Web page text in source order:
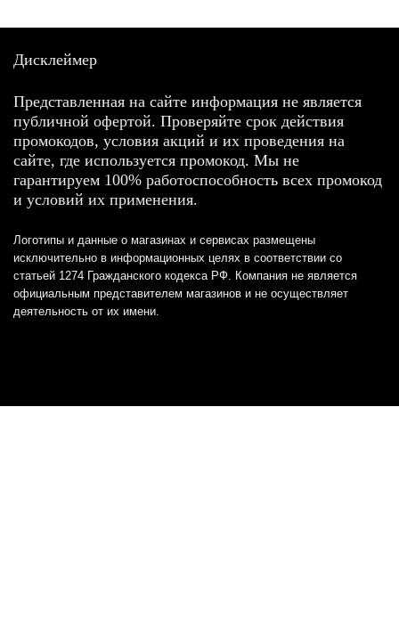
Дисклеймер
Представленная на сайте информация не является
публичной офертой. Проверяйте срок действия
промокодов, условия акций и их проведения на
сайте, где используется промокод. Мы не
гарантируем 100% работоспособность всех промокод
и условий их применения.
Логотипы и данные о магазинах и сервисах размещены
исключительно в информационных целях в соответствии со
статьей 1274 Гражданского кодекса РФ. Компания не является
официальным представителем магазинов и не осуществляет
деятельность от их имени.